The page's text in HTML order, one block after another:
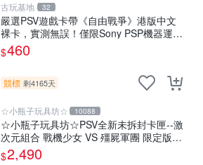
古玩基地 32
嚴選PSV遊戲卡帶《自由戰爭》港版中文
裸卡，實測無誤！僅限Sony PSP機器運
行，其他無法使用。單次購兩張以上享優
惠。 自由戰爭 PSP 港版 卡帶
$460
競標 剩4165天
☆小瓶子玩具坊☆ 10088
☆小瓶子玩具坊☆PSV全新未拆封卡匣--激
次元組合 戰機少女 VS 殭屍軍團 限定版
(日版)+特典--CD
$2,490